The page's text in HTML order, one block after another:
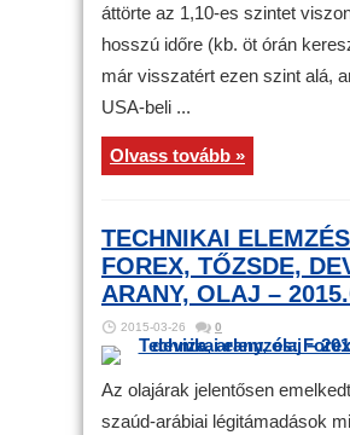
áttörte az 1,10-es szintet
hosszú időre (kb. öt órán
már visszatért ezen szint alá,
USA-beli ...
Olvass tovább »
TECHNIKAI
FOREX, TŐZSDE,
ARANY, OLAJ –
2015-03-26 0
Az olajárak jelentősen
szaúd-arábiai légitámadások